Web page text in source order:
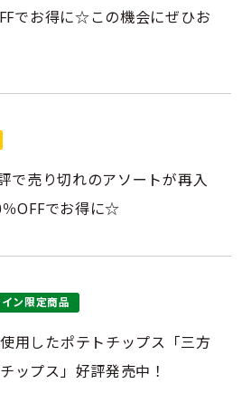
でお得に☆この機会にぜひお
で売り切れのアソートが再入
OFFでお得に☆
ン限定商品
用したポテトチップス「三方
ップス」好評発売中！